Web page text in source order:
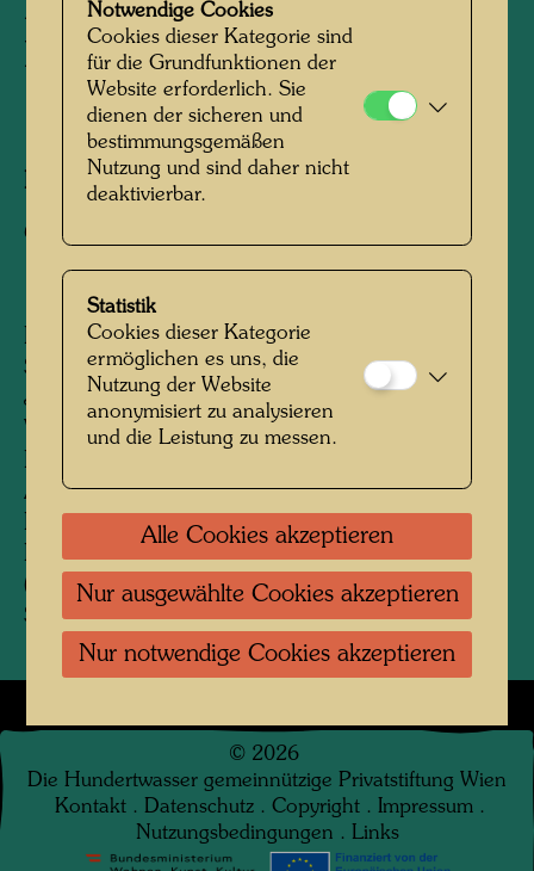
Friedrich Stowasser mit
Freunden
Fotograf: Gerhard Schmied
Copyright:
Eigenhändige Beschriftung von Friedrich
Stowasser:
Juli 1994 Wien
Von links nach rechts:
Blau Erika, Willi Schrammel mit seinem Rad,
Alex Binggl, Stowasser Friedrich. Am
Donaukanal beim Rosenpark. Hintergr.
Roassauerlände und Friedensbrücke
(Brigittenauerbr.) Aufgenommen von Gerhardt
Schmied.
© 2026
Die Hundertwasser gemeinnützige Privatstiftung Wien
Kontakt . Datenschutz . Copyright . Impressum .
Nutzungsbedingungen . Links
Notwendige Cookies
Cookies dieser Kategorie sind
für die Grundfunktionen der
Website erforderlich. Sie
dienen der sicheren und
bestimmungsgemäßen
Nutzung und sind daher nicht
deaktivierbar.
Statistik
Cookies dieser Kategorie
ermöglichen es uns, die
Nutzung der Website
anonymisiert zu analysieren
und die Leistung zu messen.
Alle Cookies akzeptieren
Nur ausgewählte Cookies akzeptieren
Nur notwendige Cookies akzeptieren